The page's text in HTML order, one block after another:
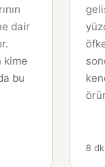
dair
kime
bu
8